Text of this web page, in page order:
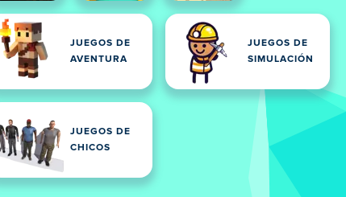
JUEGOS DE
AVENTURA
JUEGOS DE
SIMULACIÓN
JUEGOS DE
CHICOS